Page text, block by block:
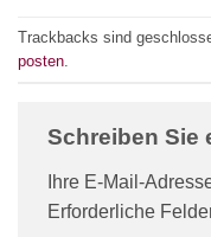
Trackbacks sind
posten
Schreiben Sie
Ihre E-Mail-
Erforderliche